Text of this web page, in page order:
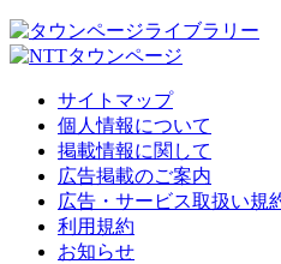
サイトマップ
個人情報について
掲載情報に関して
広告掲載のご案内
広告・サービス取扱い規
利用規約
お知らせ